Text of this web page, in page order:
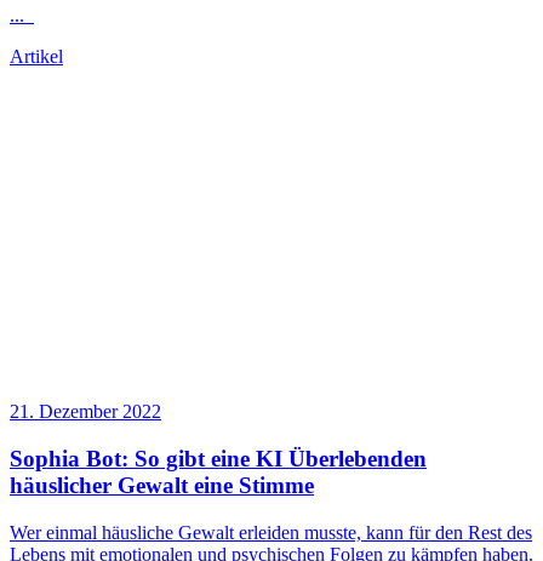
...
Artikel
21. Dezember 2022
Sophia Bot: So gibt eine KI Überlebenden
häuslicher Gewalt eine Stimme
Wer einmal häusliche Gewalt erleiden musste, kann für den Rest des
Lebens mit emotionalen und psychischen Folgen zu kämpfen haben.